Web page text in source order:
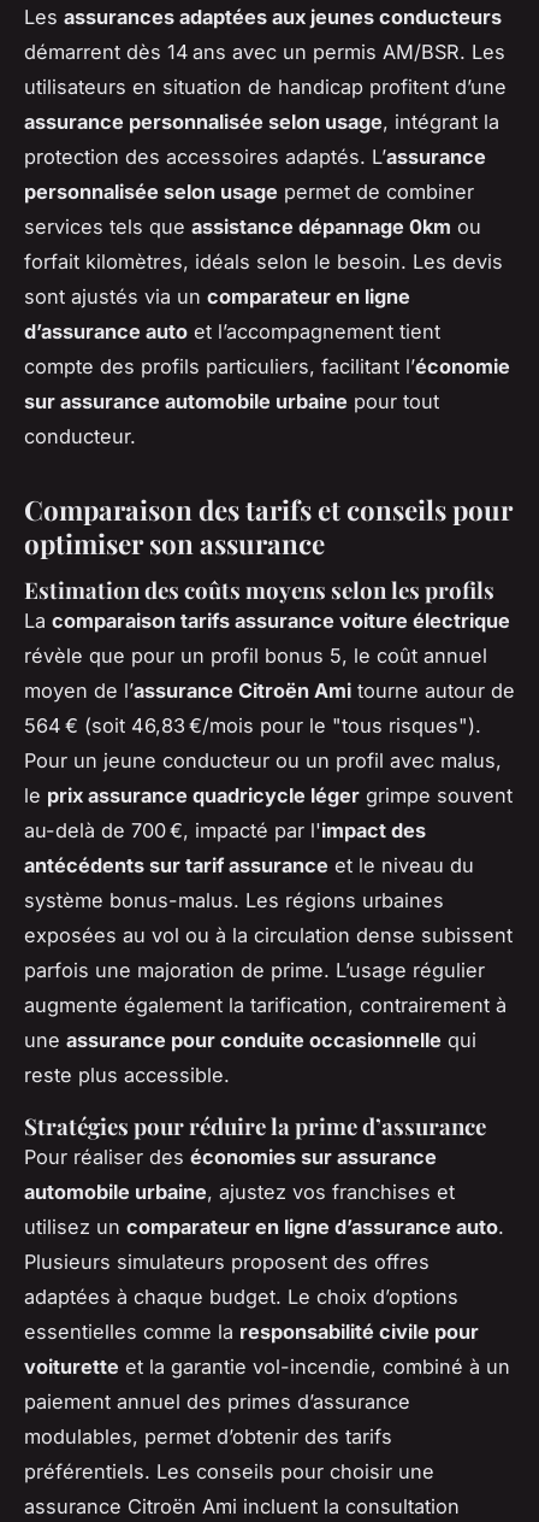
Les assurances adaptées aux jeunes conducteurs
démarrent dès 14 ans avec un permis AM/BSR. Les
utilisateurs en situation de handicap profitent d’une
assurance personnalisée selon usage, intégrant la
protection des accessoires adaptés. L’assurance
personnalisée selon usage permet de combiner
services tels que assistance dépannage 0km ou
forfait kilomètres, idéals selon le besoin. Les devis
sont ajustés via un comparateur en ligne
d’assurance auto et l’accompagnement tient
compte des profils particuliers, facilitant l’économie
sur assurance automobile urbaine pour tout
conducteur.
Comparaison des tarifs et conseils pour
optimiser son assurance
Estimation des coûts moyens selon les profils
La comparaison tarifs assurance voiture électrique
révèle que pour un profil bonus 5, le coût annuel
moyen de l’assurance Citroën Ami tourne autour de
564 € (soit 46,83 €/mois pour le "tous risques").
Pour un jeune conducteur ou un profil avec malus,
le prix assurance quadricycle léger grimpe souvent
au-delà de 700 €, impacté par l'impact des
antécédents sur tarif assurance et le niveau du
système bonus-malus. Les régions urbaines
exposées au vol ou à la circulation dense subissent
parfois une majoration de prime. L’usage régulier
augmente également la tarification, contrairement à
une assurance pour conduite occasionnelle qui
reste plus accessible.
Stratégies pour réduire la prime d’assurance
Pour réaliser des économies sur assurance
automobile urbaine, ajustez vos franchises et
utilisez un comparateur en ligne d’assurance auto.
Plusieurs simulateurs proposent des offres
adaptées à chaque budget. Le choix d’options
essentielles comme la responsabilité civile pour
voiturette et la garantie vol-incendie, combiné à un
paiement annuel des primes d’assurance
modulables, permet d’obtenir des tarifs
préférentiels. Les conseils pour choisir une
assurance Citroën Ami incluent la consultation